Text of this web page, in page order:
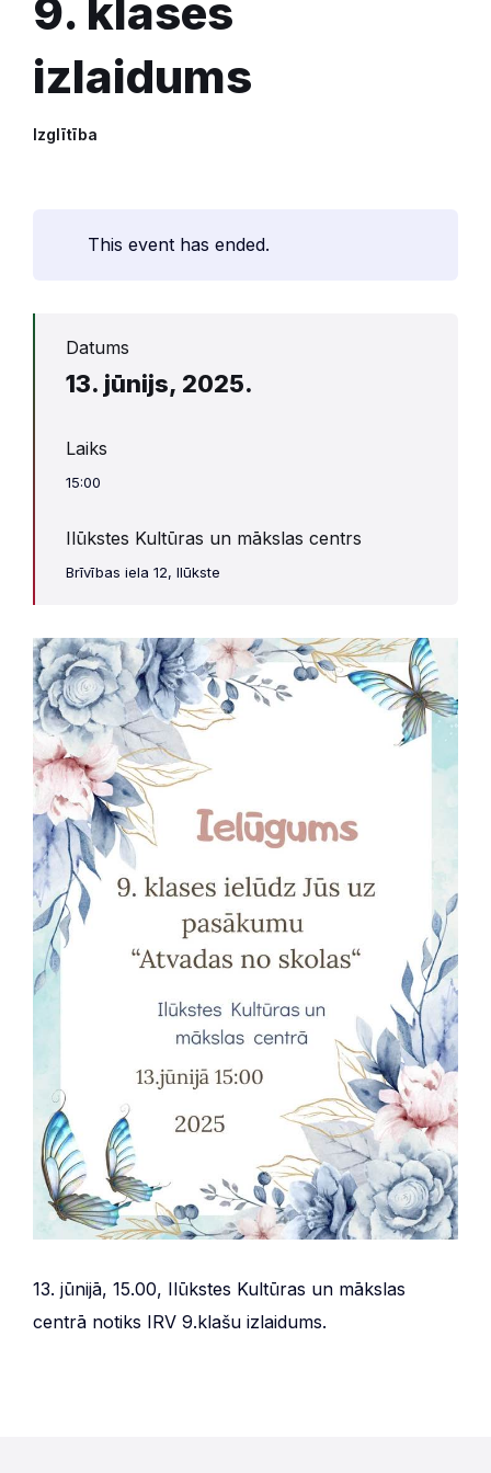
9. klases
izlaidums
Izglītība
This event has ended.
Datums
13. jūnijs, 2025.
Laiks
15:00
Ilūkstes Kultūras un mākslas centrs
Brīvības iela 12, Ilūkste
13. jūnijā, 15.00, Ilūkstes Kultūras un mākslas
centrā notiks IRV 9.klašu izlaidums.